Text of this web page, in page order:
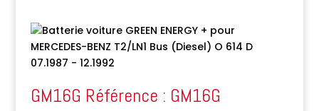
GM16G Référence : GM16G